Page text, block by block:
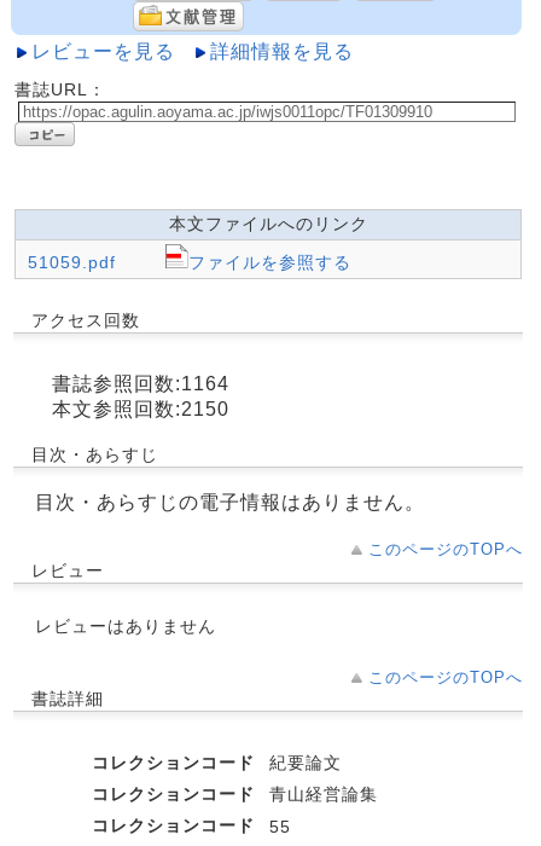
レビューを見る 詳細情報を見る
書誌URL：
本文ファイルへのリンク
51059.pdf
ファイルを参照する
アクセス回数
書誌参照回数:1164
本文参照回数:2150
目次・あらすじ
目次・あらすじの電子情報はありません。
このページのTOPへ
レビュー
レビューはありません
このページのTOPへ
書誌詳細
コレクションコード
紀要論文
コレクションコード
青山経営論集
コレクションコード
55